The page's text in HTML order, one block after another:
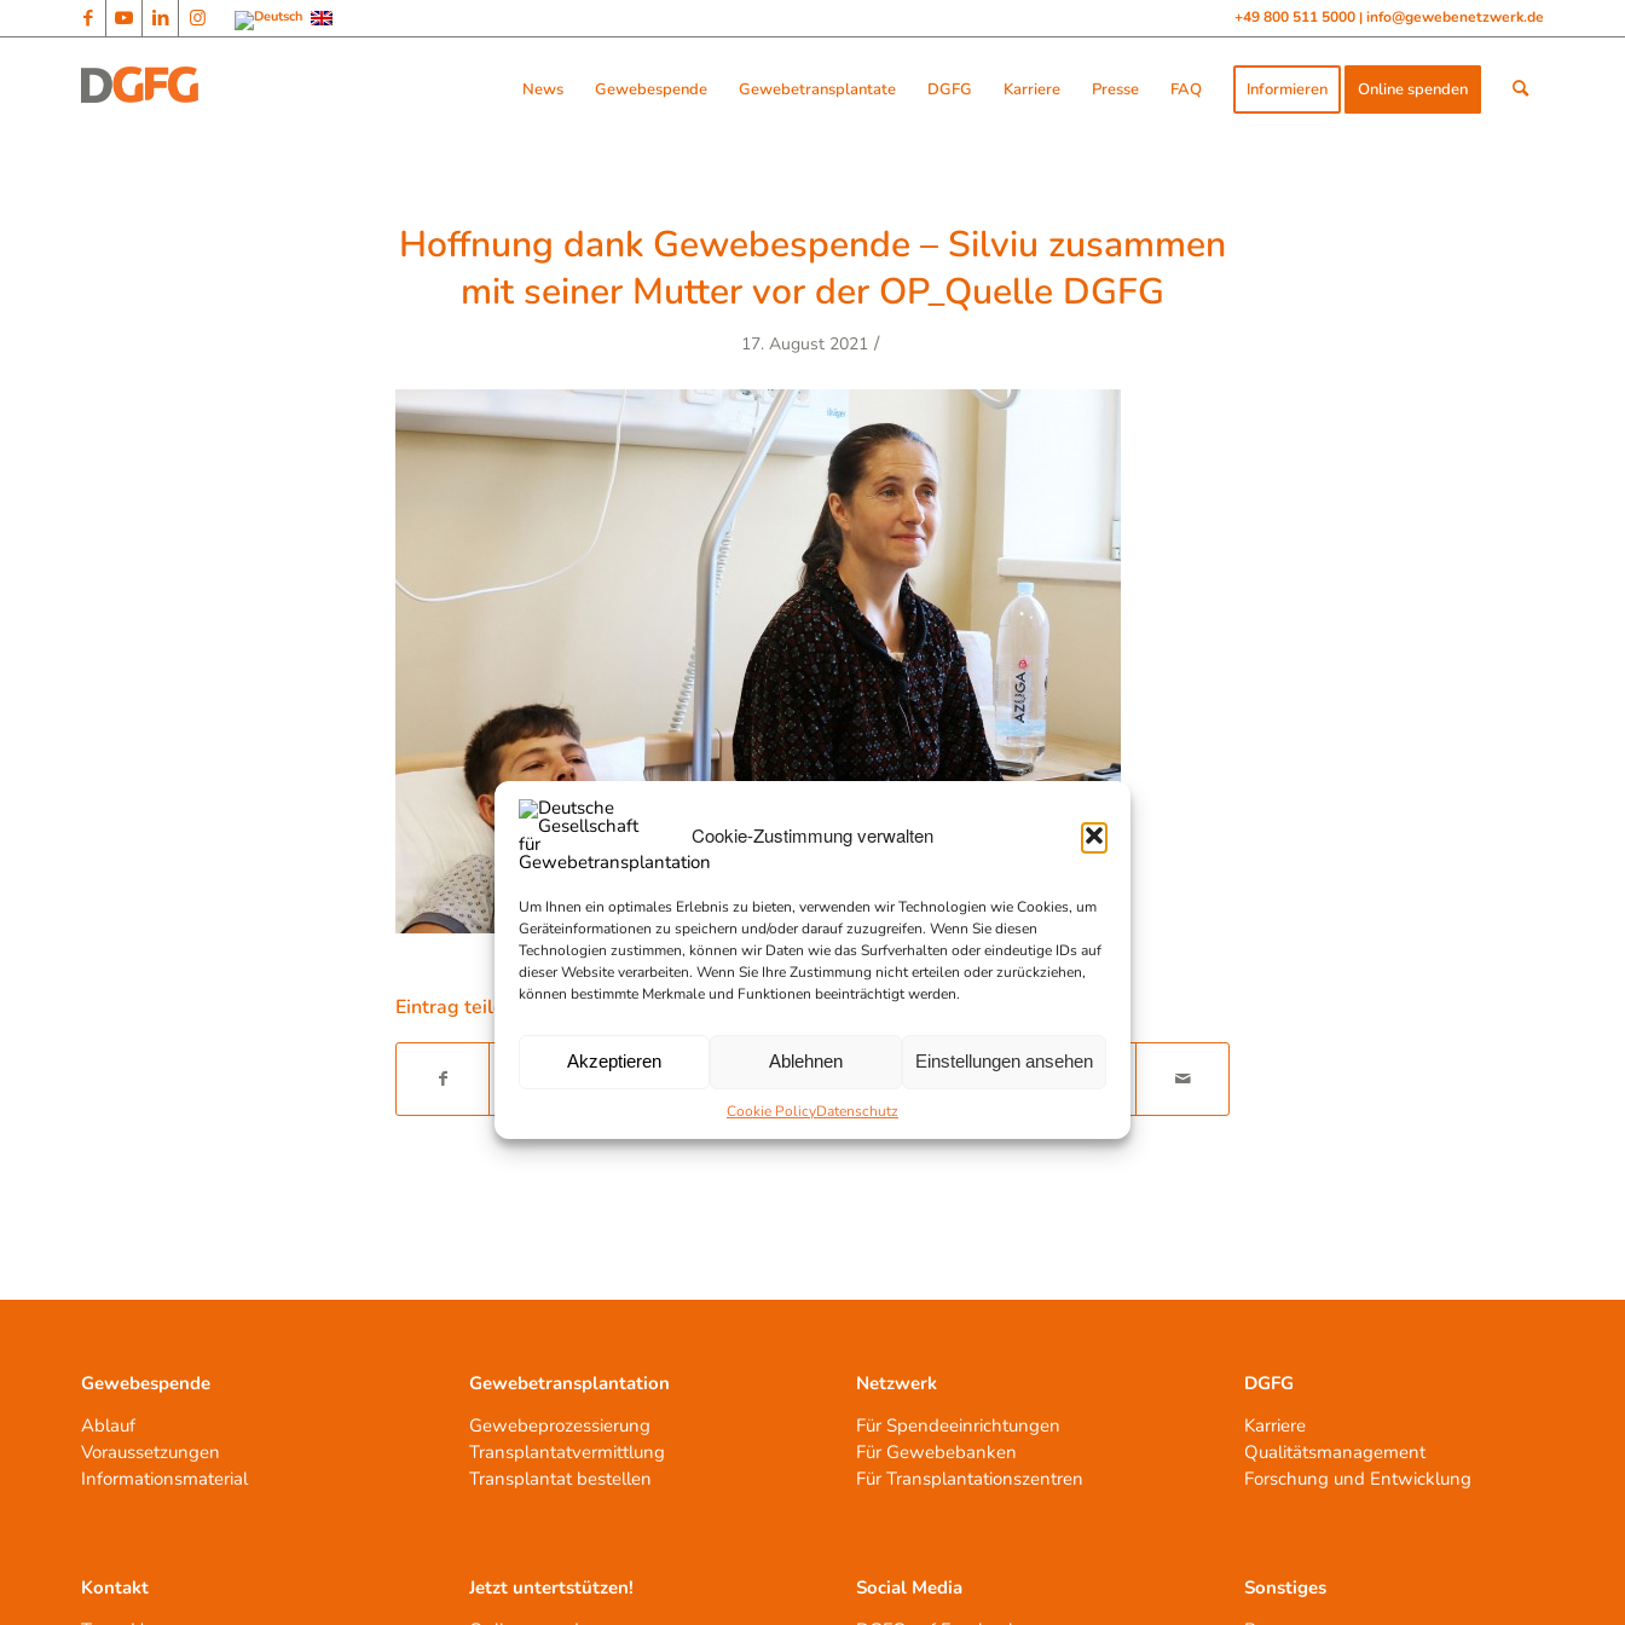
Cookie-Zustimmung verwalten
Um Ihnen ein optimales Erlebnis zu bieten, verwenden wir Technologien wie Cookies, um
Geräteinformationen zu speichern und/oder darauf zuzugreifen. Wenn Sie diesen
Technologien zustimmen, können wir Daten wie das Surfverhalten oder eindeutige IDs auf
dieser Website verarbeiten. Wenn Sie Ihre Zustimmung nicht erteilen oder zurückziehen,
können bestimmte Merkmale und Funktionen beeinträchtigt werden.
Akzeptieren Ablehnen Einstellungen ansehen
Cookie PolicyDatenschutz
+49 800 511 5000 | info@gewebenetzwerk.de
News Gewebespende Gewebetransplantate DGFG Karriere Presse FAQ Informieren Online spenden
Hoffnung dank Gewebespende – Silviu zusammen
mit seiner Mutter vor der OP_Quelle DGFG
17. August 2021 /
Eintrag teilen
Gewebespende
Ablauf
Voraussetzungen
Informationsmaterial
Kontakt
Gewebetransplantation
Gewebeprozessierung
Transplantatvermittlung
Transplantat bestellen
Jetzt untertstützen!
Netzwerk
Für Spendeeinrichtungen
Für Gewebebanken
Für Transplantationszentren
Social Media
DGFG
Karriere
Qualitätsmanagement
Forschung und Entwicklung
Sonstiges